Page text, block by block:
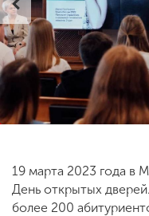
ENG SPN
19 марта 2023 года в
День открытых
более 200